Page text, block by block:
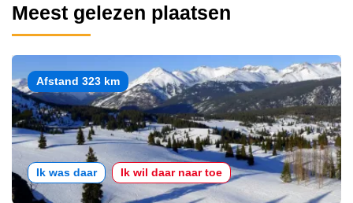
Meest gelezen plaatsen
Afstand 323 km
Ik was daar Ik wil daar naar toe